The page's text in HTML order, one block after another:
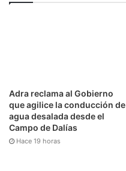
Adra reclama al Gobierno
que agilice la conducción de
agua desalada desde el
Campo de Dalías
Hace 19 horas